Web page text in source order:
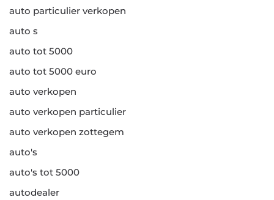
auto particulier verkopen
auto s
auto tot 5000
auto tot 5000 euro
auto verkopen
auto verkopen particulier
auto verkopen zottegem
auto's
auto's tot 5000
autodealer